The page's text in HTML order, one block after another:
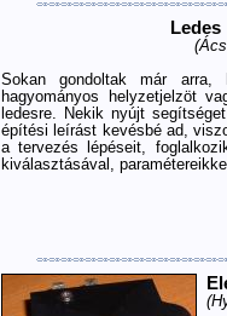
Sokan gondoltak már arra,
hagyományos helyzetjelzöt
ledesre. Nekik nyújt
építési leírást kevésbé ad,
a tervezés lépéseit,
kiválasztásával,